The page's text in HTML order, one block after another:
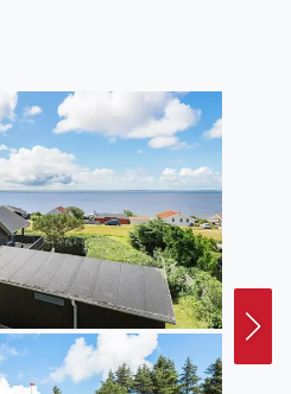
Natur laden zu
ein. Auf der
Ecke, wo Sie bei
Glas Wein den Blick
schweifen lassen
bietet auch die Möglichkeit
denen Sie sich um den
freiem Himmel eine
Wenn Sie Lust haben, die
Strände zu erkunden, gibt
für Spaziergänge und